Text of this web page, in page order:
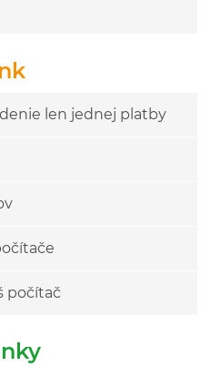
len jednej platby
počítač